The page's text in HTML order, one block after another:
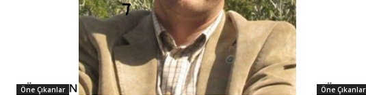
Öne Çıkanlar Öne Çıkanlar